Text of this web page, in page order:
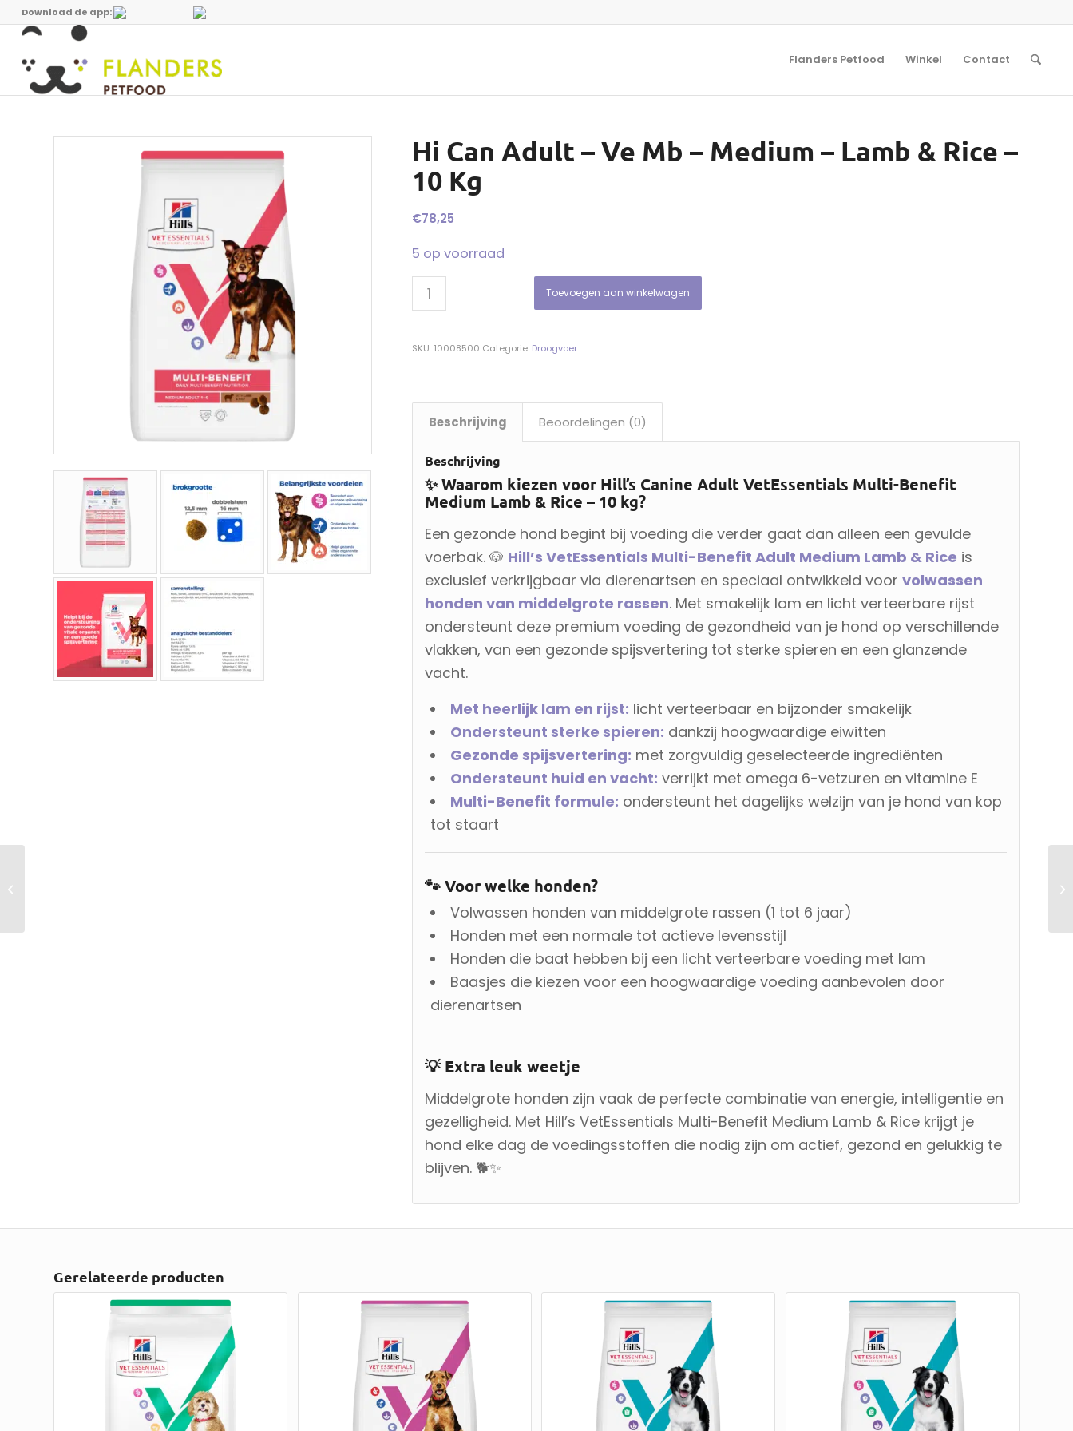
Download de app:
Flanders Petfood Winkel Contact
Hi Can Adult – Ve Mb – Medium – Lamb & Rice –
10 Kg
€78,25
5 op voorraad
Toevoegen aan winkelwagen
SKU: 10008500 Categorie: Droogvoer
Beschrijving Beoordelingen (0)
Beschrijving
✨ Waarom kiezen voor Hill’s Canine Adult VetEssentials Multi-Benefit
Medium Lamb & Rice – 10 kg?
Een gezonde hond begint bij voeding die verder gaat dan alleen een gevulde
voerbak. 🐶 Hill’s VetEssentials Multi-Benefit Adult Medium Lamb & Rice is
exclusief verkrijgbaar via dierenartsen en speciaal ontwikkeld voorvolwassen
honden van middelgrote rassen. Met smakelijk lam en licht verteerbare rijst
ondersteunt deze premium voeding de gezondheid van je hond op verschillende
vlakken, van een gezonde spijsvertering tot sterke spieren en een glanzende
vacht.
Met heerlijk lam en rijst: licht verteerbaar en bijzonder smakelijk
Ondersteunt sterke spieren: dankzij hoogwaardige eiwitten
Gezonde spijsvertering: met zorgvuldig geselecteerde ingrediënten
Ondersteunt huid en vacht: verrijkt met omega 6-vetzuren en vitamine E
Multi-Benefit formule: ondersteunt het dagelijks welzijn van je hond van kop
tot staart
🐾 Voor welke honden?
Volwassen honden van middelgrote rassen (1 tot 6 jaar)
Honden met een normale tot actieve levensstijl
Honden die baat hebben bij een licht verteerbare voeding met lam
Baasjes die kiezen voor een hoogwaardige voeding aanbevolen door
dierenartsen
💡 Extra leuk weetje
Middelgrote honden zijn vaak de perfecte combinatie van energie, intelligentie en
gezelligheid. Met Hill’s VetEssentials Multi-Benefit Medium Lamb & Rice krijgt je
hond elke dag de voedingsstoffen die nodig zijn om actief, gezond en gelukkig te
blijven. 🐕✨
Gerelateerde producten